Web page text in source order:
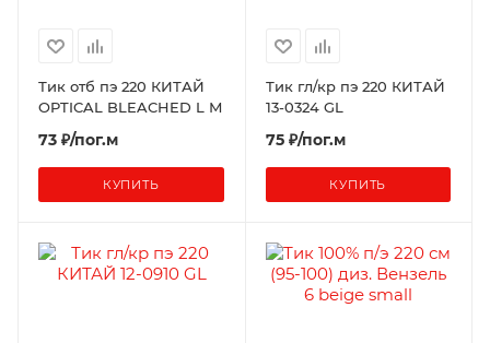
Тик отб пэ 220 КИТАЙ
OPTICAL BLEACHED L М
73 ₽/пог.м
КУПИТЬ
Тик гл/кр пэ 220 КИТАЙ
13-0324 GL
75 ₽/пог.м
КУПИТЬ